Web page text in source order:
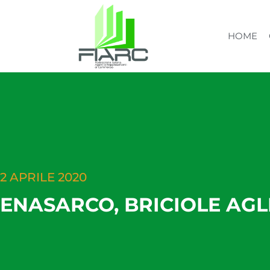
HOME
2 APRILE 2020
ENASARCO, BRICIOLE